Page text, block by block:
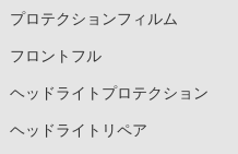
プロテクションフィルム
フロントフル
ヘッドライトプロテクション
ヘッドライトリペア